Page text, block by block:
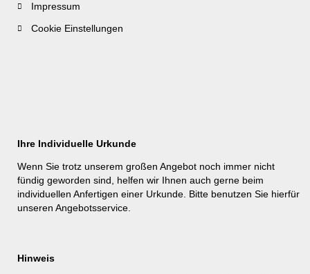
Impressum
Cookie Einstellungen
Ihre Individuelle Urkunde
Wenn Sie trotz unserem großen Angebot noch immer nicht
fündig geworden sind, helfen wir Ihnen auch gerne beim
individuellen Anfertigen einer Urkunde. Bitte benutzen Sie hierfür
unseren Angebotsservice
Hinweis